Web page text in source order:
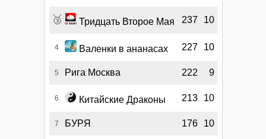
🥉 Тридцать Второе Мая 237 10
4 Валенки в ананасах 227 10
5 Рига Москва 222 9
6 Китайские Драконы 213 10
7 БУРЯ 176 10